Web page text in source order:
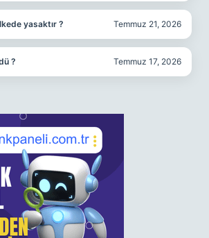
yasaktır ? Temmuz 21, 2026
? Temmuz 17, 2026